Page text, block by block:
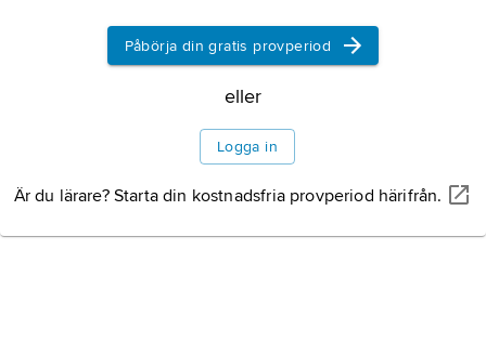
Påbörja din gratis provperiod
eller
Logga in
Är du lärare? Starta din kostnadsfria provperiod härifrån.